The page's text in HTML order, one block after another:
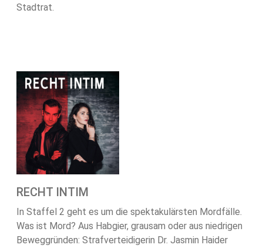
Stadtrat.
RECHT INTIM
In Staffel 2 geht es um die spektakulärsten Mordfälle.
Was ist Mord? Aus Habgier, grausam oder aus niedrigen
Beweggründen: Strafverteidigerin Dr. Jasmin Haider